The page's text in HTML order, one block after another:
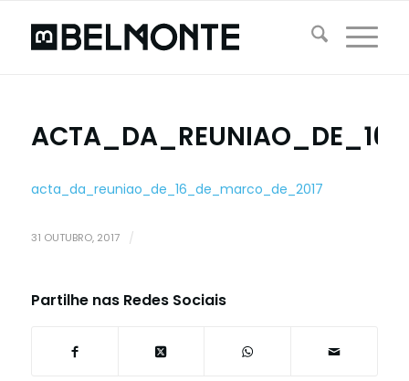
acta_da_reuniao_de_16_de_marco_de_2017
31 OUTUBRO, 2017 /
Partilhe nas Redes Sociais